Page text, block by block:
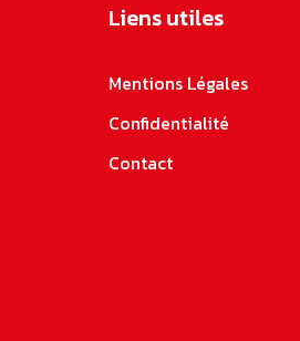
Liens utiles
Mentions Légales
Confidentialité
Contact